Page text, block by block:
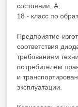
состоянии, А;
18 - класс по
Предприятие-
соответствия
требованиям
потребителем
и
эксплуатации.